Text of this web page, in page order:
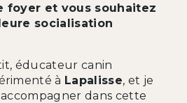
foyer et vous souhaitez
socialisation
éducateur canin
à Lapalisse, et je
dans cette